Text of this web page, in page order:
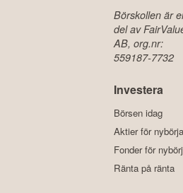
Börskollen är
del av
AB, org.nr:
559187-7732
Investera
Börsen idag
Aktier för
Fonder för
Ränta på ränta